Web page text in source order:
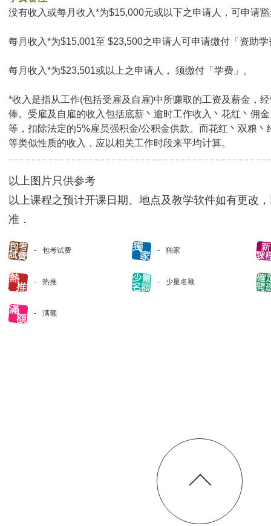
没有收入或每月收入*为$15,000元或以下之申请人，可申请
每月收入*为$15,001至 $23,500之申请人可申请缴付「资助学
每月收入*为$23,501或以上之申请人， 须缴付「学费」。
*收入是指从工作(包括受雇及自雇)中所赚取的工资及薪金，
俸。受雇及自雇的收入包括底薪丶逾时工作收入丶花红丶佣
等，扣除法定的5%雇员强积金/公积金供款。而花红丶双粮丶
等类似性质的收入，应以相关工作时段来平均计算。
以上图片只供参考
以上课程之预计开课日期、地点及教学软件如有更改
准．
包考试费 独家
热推 少量名额
满额